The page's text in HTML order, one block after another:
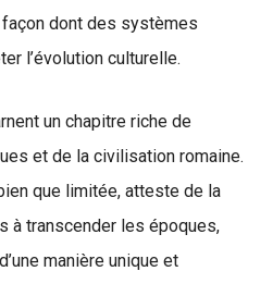
dont des systèmes
l’évolution culturelle.
un chapitre riche de
et de la civilisation romaine.
que limitée, atteste de la
à transcender les époques,
manière unique et